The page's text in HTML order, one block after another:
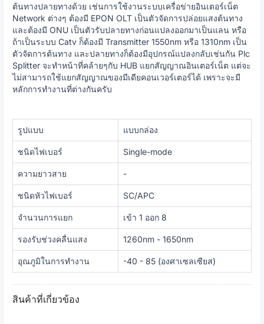
ต้นทางปลายทางด้วย เช่นการใช้งานระบบเครื่อข่ายอินเตอร์เน็ต
Network ต่างๆ ต้องมี EPON OLT เป็นตัวจัดการปล่อยแสงต้นทาง
และต้องมี ONU เป็นตัวรับปลายทางก่อนแปลงออกมาเป็นแลน หรือ
ถ้าเป็นระบบ Catv ก็ต้องมี Transmitter 1550nm หรือ 1310nm เป็น
ตัวจัดการต้นทาง และปลายทางก็ต้องมีอุปกรณ์แปลงกลับเช่นกัน Plc
Splitter จะทำหน้าที่คล้ายๆกับ HUB แยกสัญญาณอินเตอร์เน็ต แต่จะ
ไม่สามารถใช้แยกสัญญาณของมีเดียคอนเวอร์เตอร์ได้ เพราะจะมี
หลักการทำงานที่ต่างกันครับ
รูปแบบ แบบกล่อง
ชนิดไฟเบอร์ Single-mode
ความยาวสาย -
ชนิดหัวไฟเบอร์ SC/APC
จำนวนการแยก เข้า 1 ออก 8
รองรับช่วงคลื่นแสง 1260nm - 1650nm
อุณภูมิในการทำงาน -40 - 85 (องศาเซลเซียส)
สินค้าที่เกี่ยวข้อง